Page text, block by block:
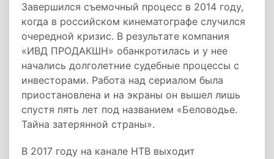
Завершился съемочный процесс в 2014 году,
когда в российском кинематографе случился
очередной кризис. В результате компания
«ИВД ПРОДАКШН» обанкротилась и у нее
начались долголетние судебные процессы с
инвесторами. Работа над сериалом была
приостановлена и на экраны он вышел лишь
спустя пять лет под названием «Беловодье.
Тайна затерянной страны».
В 2017 году на канале НТВ выходит